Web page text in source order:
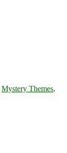
Mystery Themes.